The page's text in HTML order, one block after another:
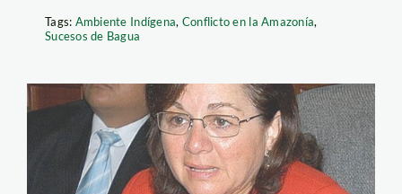
Tags: Ambiente Indígena, Conflicto en la Amazonía,
Sucesos de Bagua